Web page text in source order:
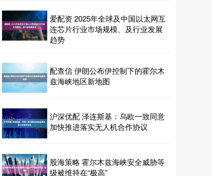
爱配资 2025年全球及中国以太网互
连芯片行业市场规模、及行业发展
趋势
配查信 伊朗公布伊控制下的霍尔木
兹海峡地区新地图
沪深优配 泽连斯基：乌欧一致同意
加快推进落实无人机合作协议
股海策略 霍尔木兹海峡安全威胁等
级被维持在“极高”